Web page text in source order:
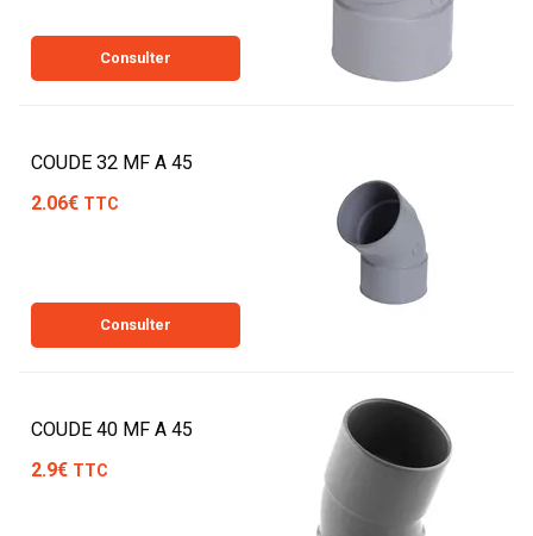
Consulter
COUDE 32 MF A 45
2.06€ TTC
Consulter
COUDE 40 MF A 45
2.9€ TTC